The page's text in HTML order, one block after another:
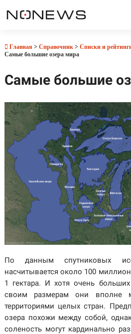
Главная > Справочник> Списки и
Самые большие озера мира
Самые большие
По данным спутниковых
насчитывается около 100
1 гектара. И хотя очень
своим размерам они вполне
территориями целых стран.
озера похожи между собой,
соленость могут кардинально